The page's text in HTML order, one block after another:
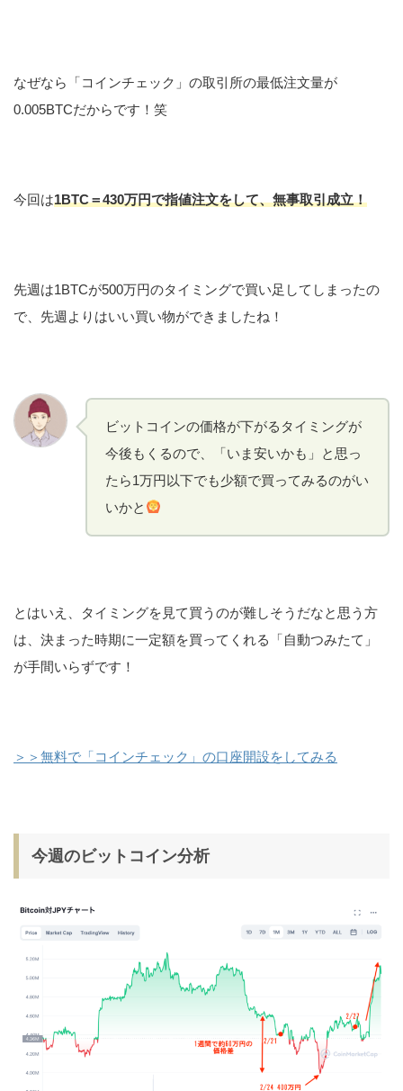
なぜなら「コインチェック」の取引所の最低注文量が
0.005BTCだからです！笑
今回は1BTC＝430万円で指値注文をして、無事取引成立！
先週は1BTCが500万円のタイミングで買い足してしまったの
で、先週よりはいい買い物ができましたね！
ビットコインの価格が下がるタイミングが
今後もくるので、「いま安いかも」と思っ
たら1万円以下でも少額で買ってみるのがい
いかと
とはいえ、タイミングを見て買うのが難しそうだなと思う方
は、決まった時期に一定額を買ってくれる「自動つみたて」
が手間いらずです！
＞＞無料で「コインチェック」の口座開設をしてみる
今週のビットコイン分析